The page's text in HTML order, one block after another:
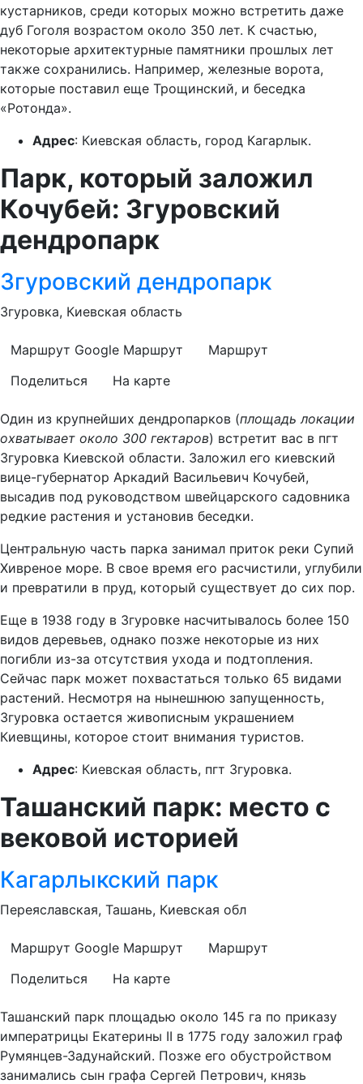
кустарников, среди которых можно встретить даже
дуб Гоголя возрастом около 350 лет. К счастью,
некоторые архитектурные памятники прошлых лет
также сохранились. Например, железные ворота,
которые поставил еще Трощинский, и беседка
«Ротонда».
Адрес: Киевская область, город Кагарлык.
Парк, который заложил
Кочубей: Згуровский
дендропарк
Згуровский дендропарк
Згуровка, Киевская область
Маршрут Google Маршрут
Маршрут
Поделиться
На карте
Один из крупнейших дендропарков (площадь локации
охватывает около 300 гектаров) встретит вас в пгт
Згуровка Киевской области. Заложил его киевский
вице-губернатор Аркадий Васильевич Кочубей,
высадив под руководством швейцарского садовника
редкие растения и установив беседки.
Центральную часть парка занимал приток реки Супий
Хивреное море. В свое время его расчистили, углубили
и превратили в пруд, который существует до сих пор.
Еще в 1938 году в Згуровке насчитывалось более 150
видов деревьев, однако позже некоторые из них
погибли из-за отсутствия ухода и подтопления.
Сейчас парк может похвастаться только 65 видами
растений. Несмотря на нынешнюю запущенность,
Згуровка остается живописным украшением
Киевщины, которое стоит внимания туристов.
Адрес: Киевская область, пгт Згуровка.
Ташанский парк: место с
вековой историей
Кагарлыкский парк
Переяславская, Ташань, Киевская обл
Маршрут Google Маршрут
Маршрут
Поделиться
На карте
Ташанский парк площадью около 145 га по приказу
императрицы Екатерины II в 1775 году заложил граф
Румянцев-Задунайский. Позже его обустройством
занимались сын графа Сергей Петрович, князь